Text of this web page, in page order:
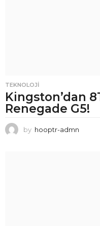
TEKNOLOJI
Kingston’dan
Renegade G5!
by hooptr-admn